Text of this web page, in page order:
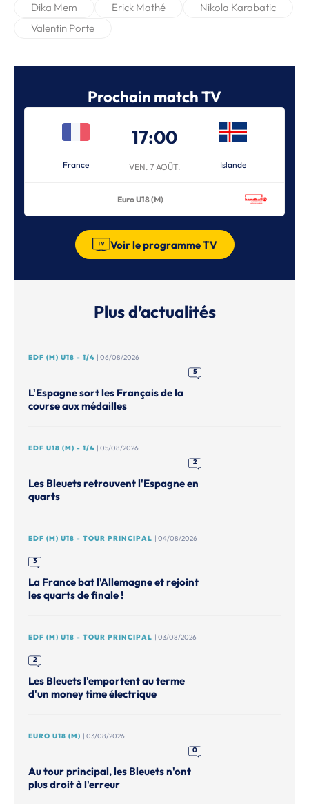
Dika Mem Erick Mathé
Nikola Karabatic
Valentin Porte
Prochain match TV
France
17:00
VEN. 7 AOÛT. Islande
Euro U18 (M)
Voir le programme TV
Plus d’actualités
EDF (M) U18 - 1/4 | 06/08/2026
5
L'Espagne sort les Français de la
course aux médailles
EDF U18 (M) - 1/4 | 05/08/2026
2
Les Bleuets retrouvent l'Espagne en
quarts
EDF (M) U18 - TOUR PRINCIPAL | 04/08/2026
3
La France bat l'Allemagne et rejoint
les quarts de finale !
EDF (M) U18 - TOUR PRINCIPAL | 03/08/2026
2
Les Bleuets l'emportent au terme
d'un money time électrique
EURO U18 (M) | 03/08/2026
0
Au tour principal, les Bleuets n'ont
plus droit à l'erreur